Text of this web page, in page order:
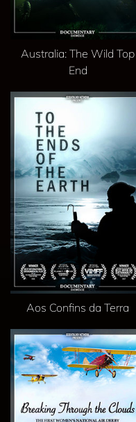
Australia: The Wild Top
End
Aos Confins da Terra